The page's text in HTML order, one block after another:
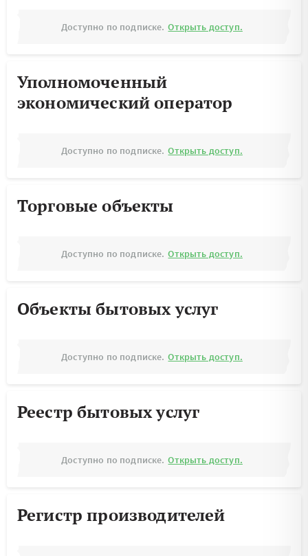
Доступно по подписке. Открыть доступ.
Уполномоченный
экономический оператор
Доступно по подписке. Открыть доступ.
Торговые объекты
Доступно по подписке. Открыть доступ.
Объекты бытовых услуг
Доступно по подписке. Открыть доступ.
Реестр бытовых услуг
Доступно по подписке. Открыть доступ.
Регистр производителей